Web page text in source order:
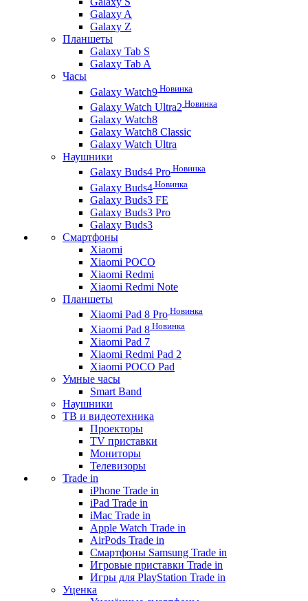
Galaxy A
Galaxy Z
Планшеты
Galaxy Tab S
Galaxy Tab A
Часы
Galaxy Watch9 Новинка
Galaxy Watch Ultra2 Новинка
Galaxy Watch8
Galaxy Watch8 Classic
Galaxy Watch Ultra
Наушники
Galaxy Buds4 Pro Новинка
Galaxy Buds4 Новинка
Galaxy Buds3 FE
Galaxy Buds3 Pro
Galaxy Buds3
Смартфоны
Xiaomi
Xiaomi POCO
Xiaomi Redmi
Xiaomi Redmi Note
Планшеты
Xiaomi Pad 8 Pro Новинка
Xiaomi Pad 8 Новинка
Xiaomi Pad 7
Xiaomi Redmi Pad 2
Xiaomi POCO Pad
Умные часы
Smart Band
Наушники
ТВ и видеотехника
Проекторы
TV приставки
Мониторы
Телевизоры
Trade in
iPhone Trade in
iPad Trade in
iMac Trade in
Apple Watch Trade in
AirPods Trade in
Смартфоны Samsung Trade in
Игровые приставки Trade in
Игры для PlayStation Trade in
Уценка